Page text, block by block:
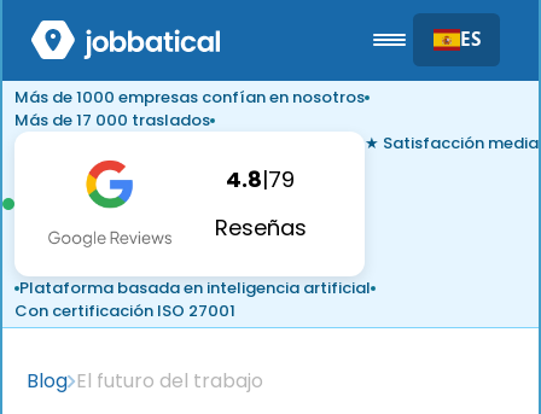
ES
Más de 1000 empresas confían en nosotros
Más de 17 000 traslados
4.8|79
Reseñas
★ Satisfacción media
Plataforma basada en inteligencia artificial
Con certificación ISO 27001
Blog El futuro del trabajo